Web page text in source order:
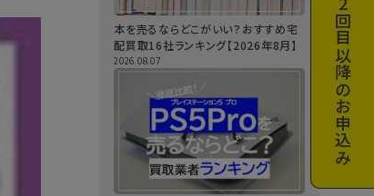
2回目以降の
お申込み
本を売るならどこがいい？おすすめ宅
配買取16社ランキング【2026年8月】
2026.08.07